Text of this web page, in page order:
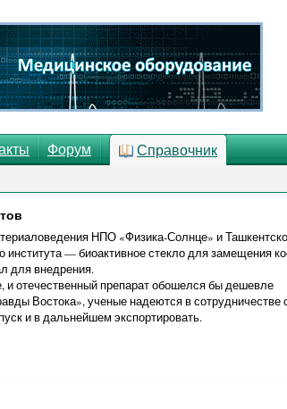
Форум Справочник
НПО «Физика-Солнце» и
института — биоактивное стекло для замещения
для внедрения.
и отечественный препарат обошелся бы дешевле
Востока», ученые надеются в сотрудничестве
и в дальнейшем экспортировать.